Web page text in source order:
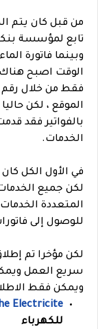
من قبل كان يتم
تابع لمؤسسة
وبينما فاتورة
الوقت اصبح هناك
فقط من خلال رقم
الموقع ، لكن
بالفواتير فقد
الخدمات.
في الأول الكل كان
لكن جميع
المتعددة
للوصول إلى
لكن مؤخرا تم
سريع العمل
ويمكن فقط
Electricite
للكهرباء